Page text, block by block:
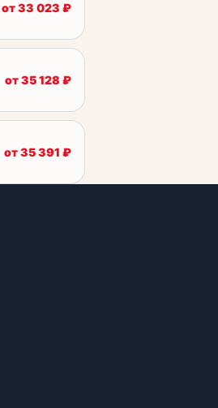
от33 023 ₽
от35 128 ₽
от35 391 ₽